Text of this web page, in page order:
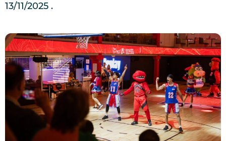
13/11/2025